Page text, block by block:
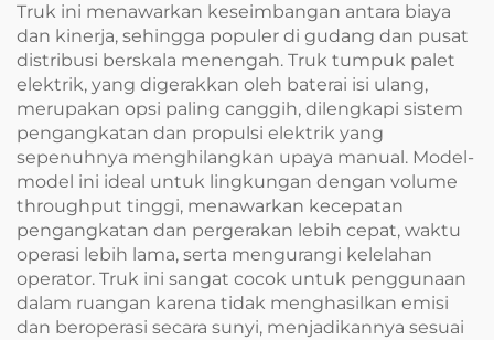
Truk ini menawarkan keseimbangan antara biaya
dan kinerja, sehingga populer di gudang dan pusat
distribusi berskala menengah. Truk tumpuk palet
elektrik, yang digerakkan oleh baterai isi ulang,
merupakan opsi paling canggih, dilengkapi sistem
pengangkatan dan propulsi elektrik yang
sepenuhnya menghilangkan upaya manual. Model-
model ini ideal untuk lingkungan dengan volume
throughput tinggi, menawarkan kecepatan
pengangkatan dan pergerakan lebih cepat, waktu
operasi lebih lama, serta mengurangi kelelahan
operator. Truk ini sangat cocok untuk penggunaan
dalam ruangan karena tidak menghasilkan emisi
dan beroperasi secara sunyi, menjadikannya sesuai